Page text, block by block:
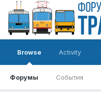
Browse
Форумы События
Activity